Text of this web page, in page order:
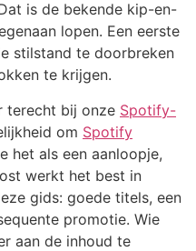
is de bekende kip-en-
lopen. Een eerste
stilstand te doorbreken
te krijgen.
terecht bij onze Spotify-
om Spotify
het als een aanloopje,
werkt het best in
gids: goede titels, een
promotie. Wie
aan de inhoud te